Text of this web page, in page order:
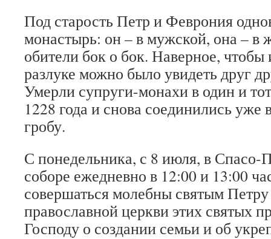
Под старость Петр и Феврония
монастырь: он – в мужской, она – в
обители бок о бок. Наверное, чтобы
разлуке можно было увидеть друг
Умерли супруги-монахи в один и
1228 года и снова соединились
гробу.
С понедельника, с 8 июля, в Спасо-
соборе ежедневно в 12:00 и 13:00
совершаться молебны святым
православной церкви этих святых
Господу о создании семьи и об